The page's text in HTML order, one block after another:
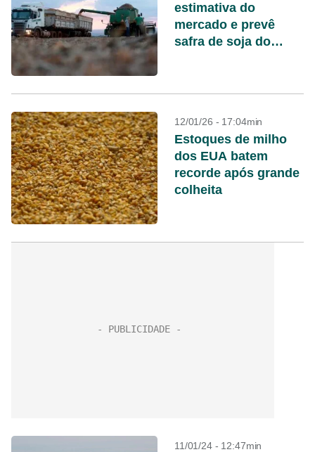
estimativa do
mercado e prevê
safra de soja do
12/01/26 - 17:04min
Estoques de milho
dos EUA batem
recorde após grande
colheita
11/01/24 - 12:47min